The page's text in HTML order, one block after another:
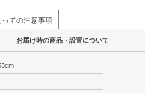
ての注意事項
お届け時の商品・設置について